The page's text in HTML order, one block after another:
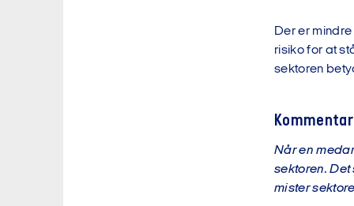
Der er
risiko for at
sektoren
Kommentar
Når en
sektoren.
mister